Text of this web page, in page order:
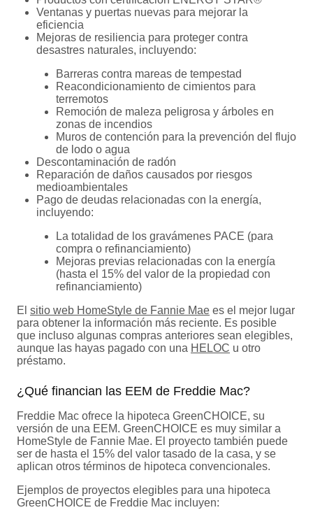
Ventanas y puertas nuevas para mejorar la
eficiencia
Mejoras de resiliencia para proteger contra
desastres naturales, incluyendo:
Barreras contra mareas de tempestad
Reacondicionamiento de cimientos para
terremotos
Remoción de maleza peligrosa y árboles en
zonas de incendios
Muros de contención para la prevención del flujo
de lodo o agua
Descontaminación de radón
Reparación de daños causados por riesgos
medioambientales
Pago de deudas relacionadas con la energía,
incluyendo:
La totalidad de los gravámenes PACE (para
compra o refinanciamiento)
Mejoras previas relacionadas con la energía
(hasta el 15% del valor de la propiedad con
refinanciamiento)
El sitio web HomeStyle de Fannie Mae es el mejor lugar
para obtener la información más reciente. Es posible
que incluso algunas compras anteriores sean elegibles,
aunque las hayas pagado con una HELOC u otro
préstamo.
¿Qué financian las EEM de Freddie Mac?
Freddie Mac ofrece la hipoteca GreenCHOICE, su
versión de una EEM. GreenCHOICE es muy similar a
HomeStyle de Fannie Mae. El proyecto también puede
ser de hasta el 15% del valor tasado de la casa, y se
aplican otros términos de hipoteca convencionales.
Ejemplos de proyectos elegibles para una hipoteca
GreenCHOICE de Freddie Mac incluyen: